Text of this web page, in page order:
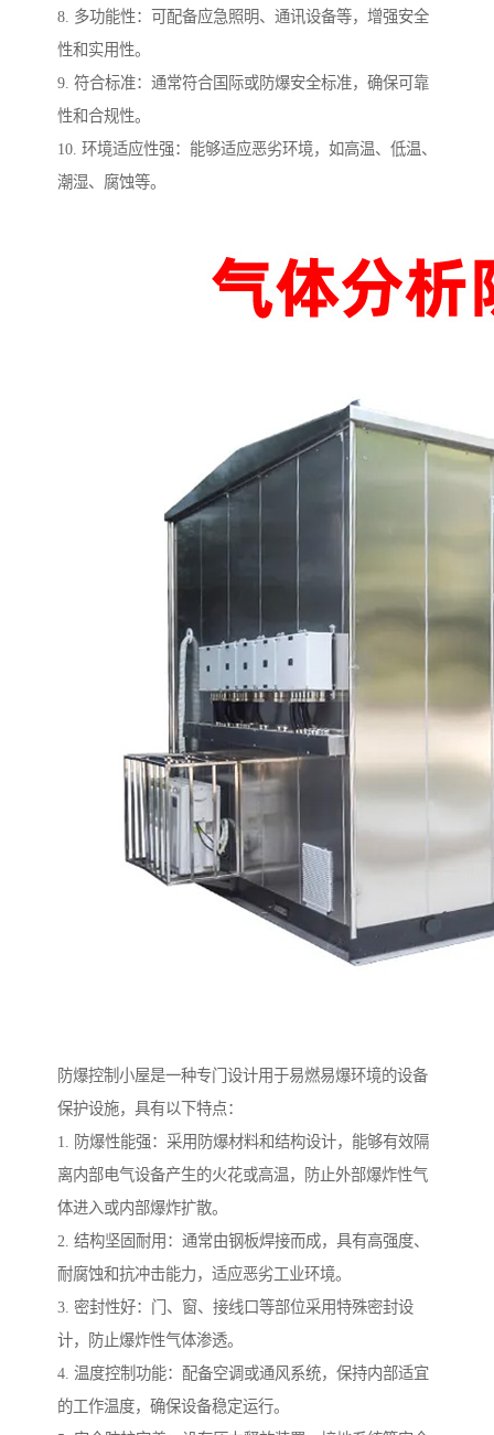
8. 多功能性：可配备应急照明、通讯设备等，增强安全
性和实用性。
9. 符合标准：通常符合国际或防爆安全标准，确保可靠
性和合规性。
10. 环境适应性强：能够适应恶劣环境，如高温、低温、
潮湿、腐蚀等。
防爆控制小屋是一种专门设计用于易燃易爆环境的设备
保护设施，具有以下特点：
1. 防爆性能强：采用防爆材料和结构设计，能够有效隔
离内部电气设备产生的火花或高温，防止外部爆炸性气
体进入或内部爆炸扩散。
2. 结构坚固耐用：通常由钢板焊接而成，具有高强度、
耐腐蚀和抗冲击能力，适应恶劣工业环境。
3. 密封性好：门、窗、接线口等部位采用特殊密封设
计，防止爆炸性气体渗透。
4. 温度控制功能：配备空调或通风系统，保持内部适宜
的工作温度，确保设备稳定运行。